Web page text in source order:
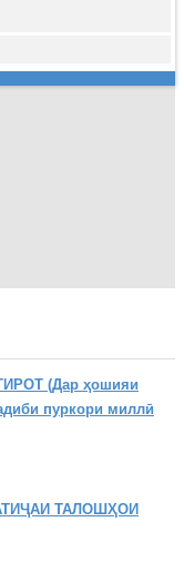
(Дар ҳошияи
пуркори миллӣ
ТАЛОШҲОИ